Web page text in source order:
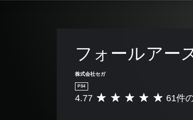
フォールアー
株式会社セガ
PS4
評
4.77 61件